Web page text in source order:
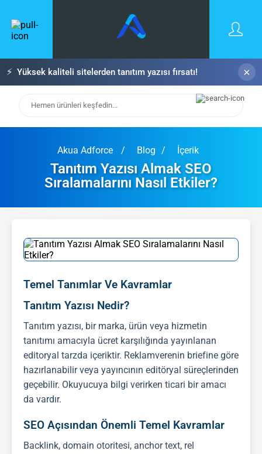
⚡ Yüksek kaliteli sitelerden tanıtım yazısı fırsatı! ×
Akua Adforce Blog İçerik
Tanıtım Yazısı Almak SEO
Sıralamalarını Nasıl Etkiler?
Temel Tanımlar Ve Kavramlar
Tanıtım Yazısı Nedir?
Tanıtım yazısı, bir marka, ürün veya hizmetin
tanıtımı amacıyla ücret karşılığında yayınlanan
editoryal tarzda içeriktir. Reklamverenin briefine göre
hazırlanabilir veya yayıncının editöryal süreçlerinden
geçebilir. Okuyucuya bilgi verirken ticari bir amacı
da vardır.
SEO Açısından Önemli Temel Kavramlar
Backlink, domain otoritesi, anchor text, rel